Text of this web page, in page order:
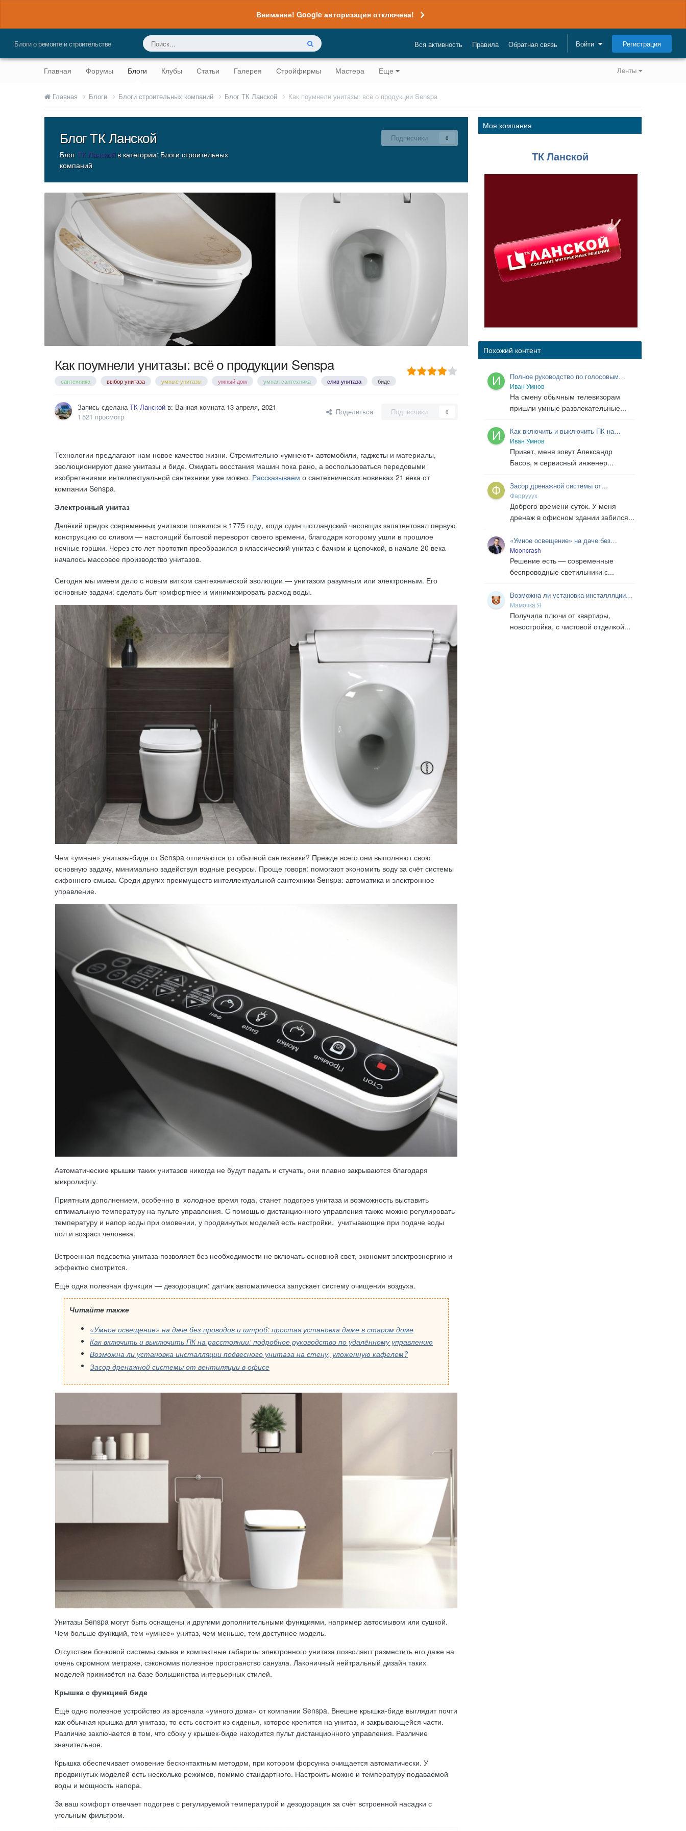
Внимание! Google авторизация отключена!
Блоги о ремонте и строительстве Вся активность Правила Обратная связь Войти Регистрация
Ленты
Главная Форумы Блоги Клубы Статьи Галерея Стройфирмы Мастера Еще
Главная Блоги Блоги строительных компаний Блог ТК Ланской Как поумнели унитазы: всё о продукции Senspa
Подписчики 0
Блог ТК Ланской
БлогТК Ланской в категории: Блоги строительных
компаний
Как поумнели унитазы: всё о продукции Senspa
сантехника выбор унитаза умные унитазы умный дом умная сантехника слив унитаза биде
Запись сделанаТК Ланской в: Ванная комната 13 апреля, 2021
1 521 просмотр
Поделиться Подписчики 0
Технологии предлагают нам новое качество жизни. Стремительно «умнеют» автомобили, гаджеты и материалы,
эволюционируют даже унитазы и биде. Ожидать восстания машин пока рано, а воспользоваться передовыми
изобретениями интеллектуальной сантехники уже можно. Рассказываем о сантехнических новинках 21 века от
компании Senspa.
Электронный унитаз
Далёкий предок современных унитазов появился в 1775 году, когда один шотландский часовщик запатентовал первую
конструкцию со сливом — настоящий бытовой переворот своего времени, благодаря которому ушли в прошлое
ночные горшки. Через сто лет прототип преобразился в классический унитаз с бачком и цепочкой, в начале 20 века
началось массовое производство унитазов.
Сегодня мы имеем дело с новым витком сантехнической эволюции — унитазом разумным или электронным. Его
основные задачи: сделать быт комфортнее и минимизировать расход воды.
Чем «умные» унитазы-биде от Senspa отличаются от обычной сантехники? Прежде всего они выполняют свою
основную задачу, минимально задействуя водные ресурсы. Проще говоря: помогают экономить воду за счёт системы
сифонного смыва. Среди других преимуществ интеллектуальной сантехники Senspa: автоматика и электронное
управление.
Автоматические крышки таких унитазов никогда не будут падать и стучать, они плавно закрываются благодаря
микролифту.
Приятным дополнением, особенно в холодное время года, станет подогрев унитаза и возможность выставить
оптимальную температуру на пульте управления. С помощью дистанционного управления также можно регулировать
температуру и напор воды при омовении, у продвинутых моделей есть настройки, учитывающие при подаче воды
пол и возраст человека.
Встроенная подсветка унитаза позволяет без необходимости не включать основной свет, экономит электроэнергию и
эффектно смотрится.
Ещё одна полезная функция — дезодорация: датчик автоматически запускает систему очищения воздуха.
Читайте также
«Умное освещение» на даче без проводов и штроб: простая установка даже в старом доме
Как включить и выключить ПК на расстоянии: подробное руководство по удалённому управлению
Возможна ли установка инсталляции подвесного унитаза на стену, уложенную кафелем?
Засор дренажной системы от вентиляции в офисе
Унитазы Senspa могут быть оснащены и другими дополнительными функциями, например автосмывом или сушкой.
Чем больше функций, тем «умнее» унитаз, чем меньше, тем доступнее модель.
Отсутствие бочковой системы смыва и компактные габариты электронного унитаза позволяют разместить его даже на
очень скромном метраже, сэкономив полезное пространство санузла. Лаконичный нейтральный дизайн таких
моделей приживётся на базе большинства интерьерных стилей.
Крышка с функцией биде
Ещё одно полезное устройство из арсенала «умного дома» от компании Senspa. Внешне крышка-биде выглядит почти
как обычная крышка для унитаза, то есть состоит из сиденья, которое крепится на унитаз, и закрывающейся части.
Различие заключается в том, что сбоку у крышек-биде находится пульт дистанционного управления. Различие
значительное.
Крышка обеспечивает омовение бесконтактным методом, при котором форсунка очищается автоматически. У
продвинутых моделей есть несколько режимов, помимо стандартного. Настроить можно и температуру подаваемой
воды и мощность напора.
За ваш комфорт отвечает подогрев с регулируемой температурой и дезодорация за счёт встроенной насадки с
угольным фильтром.
Моя компания
ТК Ланской
Похожий контент
Полное руководство по голосовым
помощникам в телевизорах: выбор,
настройка и устранение проблем
Иван Умнов
На смену обычным телевизорам
пришли умные развлекательные...
Как включить и выключить ПК на
расстоянии: подробное руководство по
удалённому управлению
Иван Умнов
Привет, меня зовут Александр
Басов, я сервисный инженер...
Засор дренажной системы от
вентиляции в офисе
Фаррууух
Доброго времени суток. У меня
дренаж в офисном здании забился...
«Умное освещение» на даче без
проводов и штроб: простая установка
даже в старом доме
Mooncrash
Решение есть — современные
беспроводные светильники с...
Возможна ли установка инсталляции
подвесного унитаза на стену,
уложенную кафелем?
Мамочка Я
Получила плючи от квартиры,
новостройка, с чистовой отделкой...